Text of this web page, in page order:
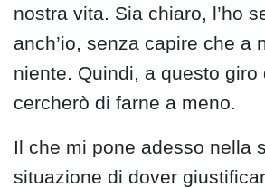
nostra vita. Sia chiaro, l’ho
anch’io, senza capire che a
niente. Quindi, a questo giro
cercherò di farne a meno.
Il che mi pone adesso nella
situazione di dover